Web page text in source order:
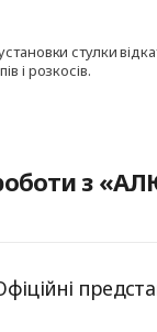
стулки
і розкосів.
з